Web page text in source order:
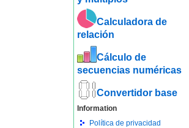
Calculadora de
relación
Cálculo de
secuencias numéricas
Convertidor base
Information
Política de privacidad